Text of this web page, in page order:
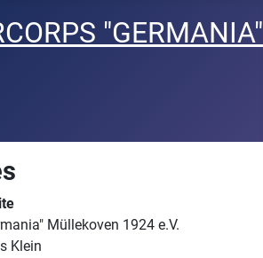
Müllekoven 1924 e.V.
Klein